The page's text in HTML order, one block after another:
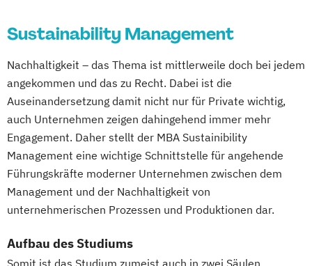
Sustainability Management
Nachhaltigkeit – das Thema ist mittlerweile doch bei jedem
angekommen und das zu Recht. Dabei ist die
Auseinandersetzung damit nicht nur für Private wichtig,
auch Unternehmen zeigen dahingehend immer mehr
Engagement. Daher stellt der MBA Sustainibility
Management eine wichtige Schnittstelle für angehende
Führungskräfte moderner Unternehmen zwischen dem
Management und der Nachhaltigkeit von
unternehmerischen Prozessen und Produktionen dar.
Aufbau des Studiums
Somit ist das Studium zumeist auch in zwei Säulen